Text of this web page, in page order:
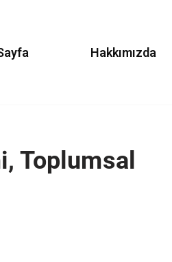
Hakkımızda
Toplumsal